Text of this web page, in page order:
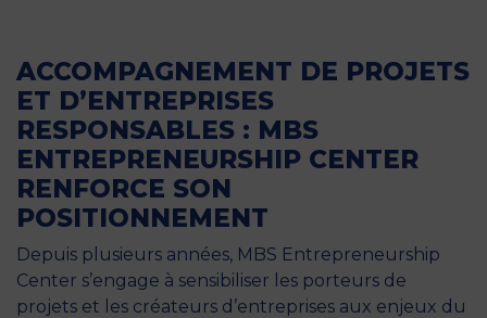
ACCOMPAGNEMENT DE PROJETS
ET D’ENTREPRISES
RESPONSABLES : MBS
ENTREPRENEURSHIP CENTER
RENFORCE SON
POSITIONNEMENT
Depuis plusieurs années, MBS Entrepreneurship
Center s’engage à sensibiliser les porteurs de
projets et les créateurs d’entreprises aux enjeux du